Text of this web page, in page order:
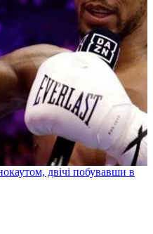
двічі побувавши в